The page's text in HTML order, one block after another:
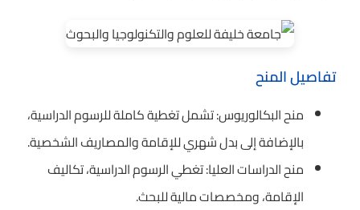
تفاصيل المنح
منح البكالوريوس: تشمل تغطية كاملة للرسوم الدراسية،
بالإضافة إلى بدل شهري للإقامة والمصاريف الشخصية.
منح الدراسات العليا: تغطي الرسوم الدراسية، تكاليف
الإقامة، ومخصصات مالية للبحث.